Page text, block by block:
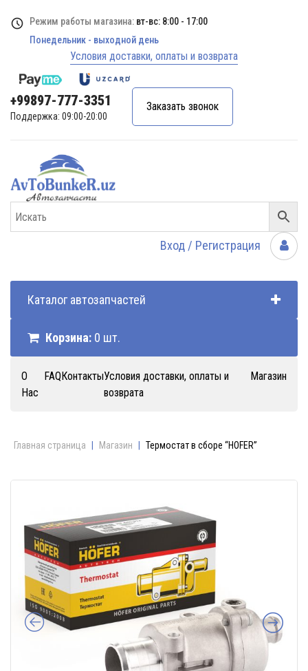
Режим работы магазина: вт-вс: 8:00 - 17:00
Понедельник - выходной день
Условия доставки, оплаты и возврата
+99897-777-3351
Поддержка: 09:00-20:00
Заказать звонок
Вход / Регистрация
Каталог автозапчастей
Корзина: 0 шт.
О
Нас
FAQКонтактыУсловия доставки, оплаты и
возврата
Магазин
Главная страница Магазин Термостат в сборе “HOFER”